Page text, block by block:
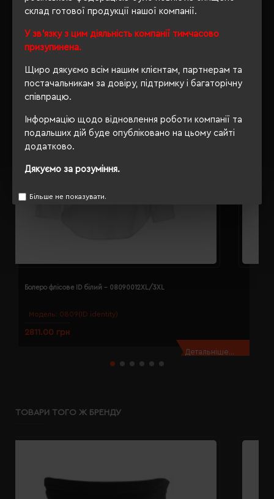
склад готової продукції нашої компанії.
У зв'язку з цим діяльність компанії тимчасово
призупинена.
Щиро дякуємо всім нашим клієнтам, партнерам та
постачальникам за довіру, підтримку і багаторічну
співпрацю.
Інформацію щодо відновлення роботи компанії та
подальших дій буде опубліковано на цьому сайті
додатково.
Дякуємо за розуміння.
Більше не показувати.
Модель: 0809(ID identity)
Болеро флісове ID білий - 08090012XL/3XL
2811.00 грн
Детальніше...
ТОВАРИ ТОГО Ж БРЕНДУ